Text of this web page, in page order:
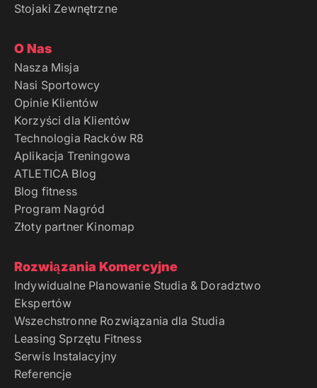
Stojaki Zewnętrzne
O Nas
Nasza Misja
Nasi Sportowcy
Opinie Klientów
Korzyści dla Klientów
Technologia Racków R8
Aplikacja Treningowa
ATLETICA Blog
Blog fitness
Program Nagród
Złoty partner Kinomap
Rozwiązania Komercyjne
Indywidualne Planowanie Studia & Doradztwo
Ekspertów
Wszechstronne Rozwiązania dla Studia
Leasing Sprzętu Fitness
Serwis Instalacyjny
Referencje